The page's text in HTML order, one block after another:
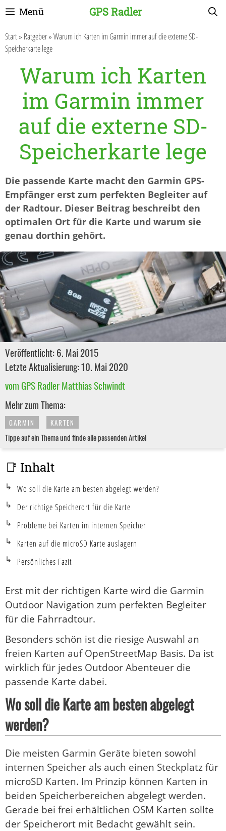
Zum
springen
GPS Radler
Menü
Start» Ratgeber»Warum ich Karten im Garmin immer auf die externe SD-
Speicherkarte lege
Warum ich Karten
im Garmin immer
auf die externe SD-
Speicherkarte lege
Die passende Karte macht den Garmin GPS-
Empfänger erst zum perfekten Begleiter auf
der Radtour. Dieser Beitrag beschreibt den
optimalen Ort für die Karte und warum sie
genau dorthin gehört.
Veröffentlicht: 6. Mai 2015
Letzte Aktualisierung: 10. Mai 2020
vom GPS Radler Matthias Schwindt
Mehr zum Thema:
GARMIN KARTEN
Tippe auf ein Thema und finde alle passenden Artikel
Erst mit der richtigen Karte wird die Garmin
Outdoor Navigation zum perfekten Begleiter
für die Fahrradtour.
Besonders schön ist die riesige Auswahl an
freien Karten auf OpenStreetMap Basis. Da ist
wirklich für jedes Outdoor Abenteuer die
passende Karte dabei.
Wo soll die Karte am besten abgelegt
werden?
Die meisten Garmin Geräte bieten sowohl
internen Speicher als auch einen Steckplatz für
microSD Karten. Im Prinzip können Karten in
beiden Speicherbereichen abgelegt werden.
Gerade bei frei erhältlichen OSM Karten sollte
der Speicherort mit Bedacht gewählt sein.
📑 Inhalt
Wo soll die Karte am besten abgelegt werden?
Der richtige Speicherort für die Karte
Probleme bei Karten im internen Speicher
Karten auf die microSD Karte auslagern
Persönliches Fazit